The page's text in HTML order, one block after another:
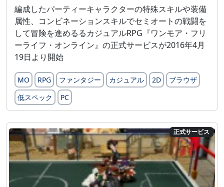
編成したパーティーキャラクターの特殊スキルや装備
属性、コンビネーションスキルでセミオートの戦闘を
して冒険を進めるるカジュアルRPG『ワンモア・フリ
ーライフ・オンライン』の正式サービスが2016年4月
19日より開始
MO RPG ファンタジー カジュアル 2D
ブラウザ
低スペック
PC
正式サービス